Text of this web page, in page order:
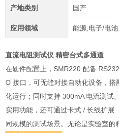
产地类别 国产
应用领域 能源,电子/电
直流电阻测试仪 精密台式多通道
在硬件配置上，SMR220 配备
O 接口，可无缝对接自动化设备，
化运行；同时支持 300mA 电流测试
实用功能，还可通过卡式 / 长线扩展
同规模的测试场景。无论是实验室